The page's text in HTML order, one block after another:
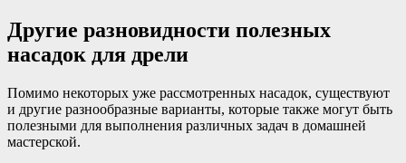
Другие разновидности полезных
насадок для дрели
Помимо некоторых уже рассмотренных насадок, существуют
и другие разнообразные варианты, которые также могут быть
полезными для выполнения различных задач в домашней
мастерской.